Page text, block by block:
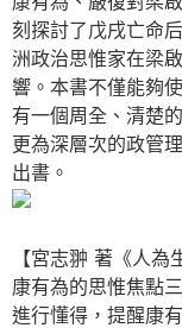
刻探討了戊戌亡命
洲政治思惟家在梁
響。本書不僅能夠
有一個周全、清楚
更為深層次的政管
出書。
【宮志翀 著《人
康有為的思惟焦點
進行懂得，提醒康